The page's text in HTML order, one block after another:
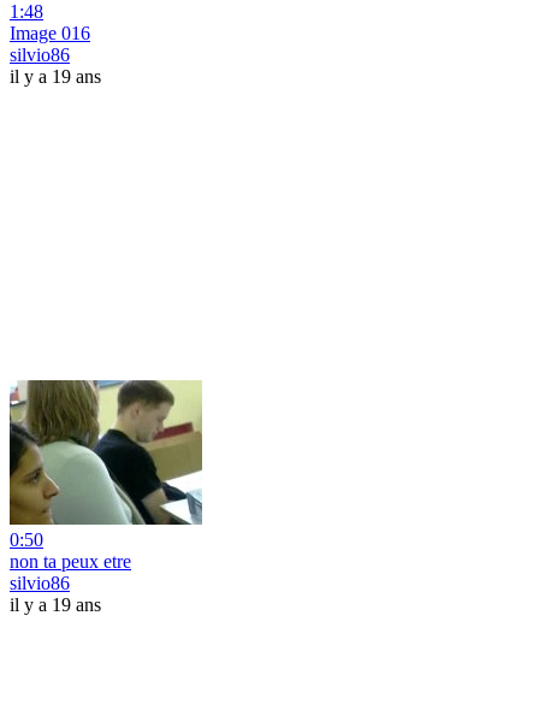
1:48
Image 016
silvio86
il y a 19 ans
0:50
non ta peux etre
silvio86
il y a 19 ans